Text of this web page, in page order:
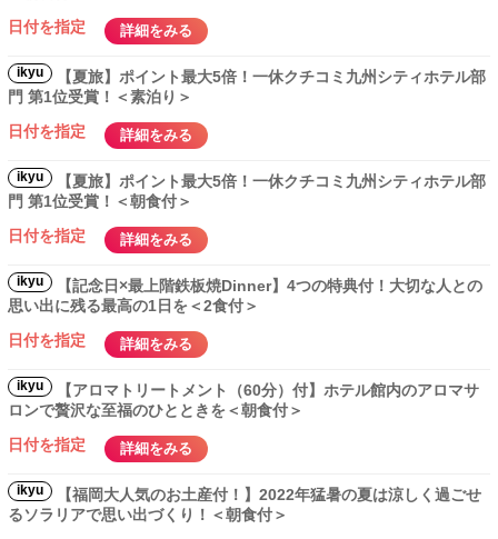
日付を指定
詳細をみる
ikyu
【夏旅】ポイント最大5倍！一休クチコミ九州シティホテル部
門 第1位受賞！＜素泊り＞
日付を指定
詳細をみる
ikyu
【夏旅】ポイント最大5倍！一休クチコミ九州シティホテル部
門 第1位受賞！＜朝食付＞
日付を指定
詳細をみる
ikyu
【記念日×最上階鉄板焼Dinner】4つの特典付！大切な人との
思い出に残る最高の1日を＜2食付＞
日付を指定
詳細をみる
ikyu
【アロマトリートメント（60分）付】ホテル館内のアロマサ
ロンで贅沢な至福のひとときを＜朝食付＞
日付を指定
詳細をみる
ikyu
【福岡大人気のお土産付！】2022年猛暑の夏は涼しく過ごせ
るソラリアで思い出づくり！＜朝食付＞